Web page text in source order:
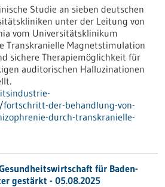
Studie an sieben deutschen
unter der Leitung von
vom Universitätsklinikum
Transkranielle Magnetstimulation
sichere Therapiemöglichkeit für
auditorischen Halluzinationen
der-behandlung-von-
durch-transkranielle-
für Baden-
gestärkt - 05.08.2025